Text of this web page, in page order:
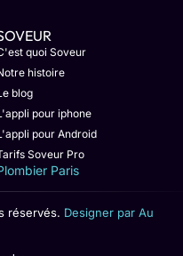
quoi Soveur
histoire
blog
pour iphone
pour Android
Soveur Pro
Paris
réservés. Designer par Au